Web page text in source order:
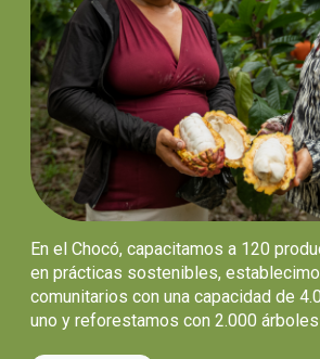
En el Chocó, capacitamos a 120
en prácticas sostenibles,
comunitarios con una capacidad de
uno y reforestamos con 2.000